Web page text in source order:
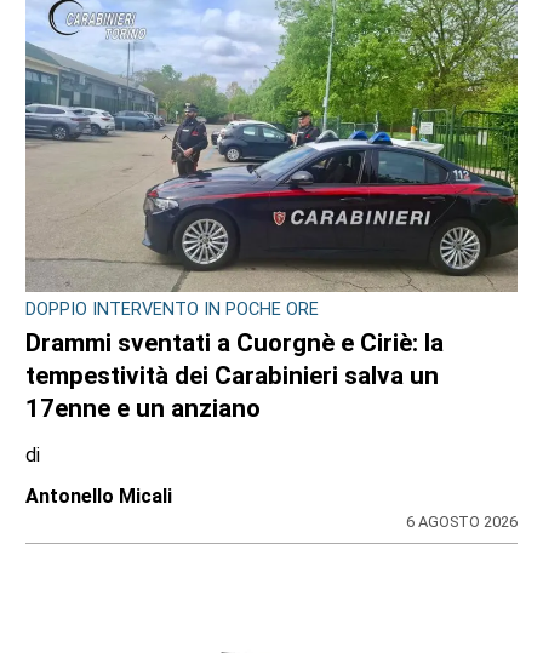
DOPPIO INTERVENTO IN POCHE ORE
Drammi sventati a Cuorgnè e Ciriè: la
tempestività dei Carabinieri salva un
17enne e un anziano
di
Antonello Micali
6 AGOSTO 2026